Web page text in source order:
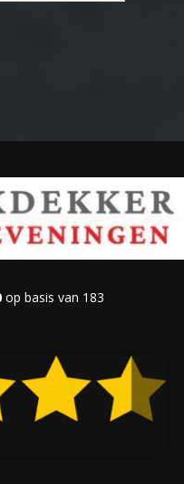
op basis van 183